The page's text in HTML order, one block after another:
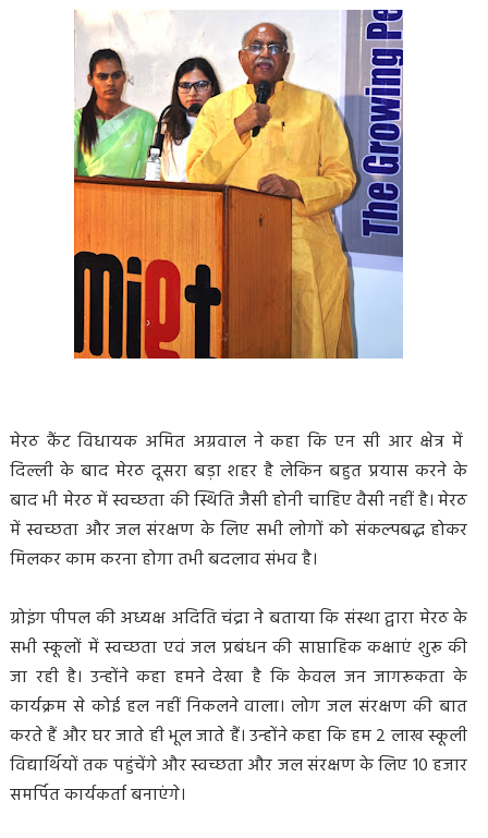
मेरठ कैंट विधायक अमित अग्रवाल ने कहा कि एन सी आर क्षेत्र में
दिल्ली के बाद मेरठ दूसरा बड़ा शहर है लेकिन बहुत प्रयास करने के
बाद भी मेरठ में स्वच्छता की स्थिति जैसी होनी चाहिए वैसी नहीं है। मेरठ
में स्वच्छता और जल संरक्षण के लिए सभी लोगों को संकल्पबद्ध होकर
मिलकर काम करना होगा तभी बदलाव संभव है।
ग्रोइंग पीपल की अध्यक्ष अदिति चंद्रा ने बताया कि संस्था द्वारा मेरठ के
सभी स्कूलों में स्वच्छता एवं जल प्रबंधन की साप्ताहिक कक्षाएं शुरू की
जा रही है। उन्होंने कहा हमने देखा है कि केवल जन जागरूकता के
कार्यक्रम से कोई हल नहीं निकलने वाला। लोग जल संरक्षण की बात
करते हैं और घर जाते ही भूल जाते हैं। उन्होंने कहा कि हम 2 लाख स्कूली
विद्यार्थियों तक पहुंचेंगे और स्वच्छता और जल संरक्षण के लिए 10 हजार
समर्पित कार्यकर्ता बनाएंगे।